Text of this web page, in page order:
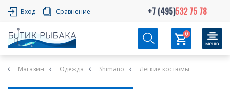
Вход Сравнение +7 (495)532 75 78
0
Магазин Одежда Shimano Лёгкие костюмы